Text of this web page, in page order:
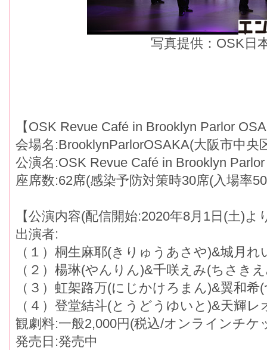
写真提供：OSK日
【OSK Revue Café in Brooklyn Parlor
会場名:BrooklynParlorOSAKA(大阪市中央
公演名:OSK Revue Café in Brooklyn
座席数:62席(感染予防対策時30席(入場率
【公演内容(配信開始:2020年8月1日(土)よ
出演者:
（１）桐生麻耶(きりゅうあさや)&城月
（２）楊琳(やんりん)&千咲えみ(ちさき
（３）虹架路万(にじかけろまん)&翼和
（４）登堂結斗(とうどうゆいと)&天輝
観劇料:一般2,000円(税込/オンラインチケ
発売日:発売中